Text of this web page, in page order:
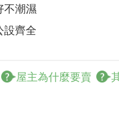
不潮濕
設齊全
屋主為什麼要賣